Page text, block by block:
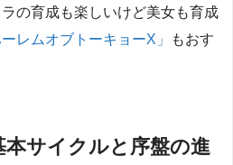
の育成も楽しいけど美女も育成
ーレムオブトーキョーX」
もおす
サイクルと序盤の進